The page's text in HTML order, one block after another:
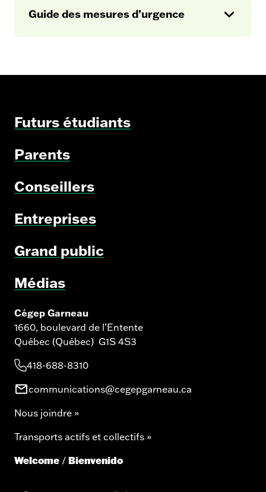
Aux étudiantes et étudiants du secteur
Avis par courriel
Guide des mesures d’urgence
Cégep Garneau
1660, boulevard de l’Entente
Québec (Québec) G1S 4S3
418-688-8310
communications@cegepgarneau.ca
Nous joindre »
Transports actifs et collectifs »
Welcome / Bienvenido
Futurs étudiants
Parents
Conseillers
Entreprises
Grand public
Médias